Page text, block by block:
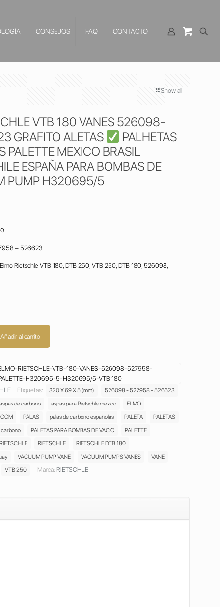
CONSEJOS FAQ CONTACTO
Show all
VTB 180 VANES 526098-
GRAFITO ALETAS
PALHETAS
PALETTE MEXICO BRASIL
ESPAÑA PARA BOMBAS DE
PUMP H320695/5
– 526623
Rietschle VTB 180, DTB 250, VTB 250, DTB 180, 526098,
Añadir al carrito
RIETSCHLE-VTB-180-VANES-526098-527958-
H320695-5-H320695/5-VTB 180
Etiquetas: 320 X 69 X 5 (mm)
526098 - 527958 - 526623
aspas de carbono aspas para Rietschle mexico
ELMO
PALAS palas de carbono españolas PALETA
PALETAS
carbono PALETAS PARA BOMBAS DE VACIO
PALETTE
RIETSCHLE RIETSCHLE
RIETSCHLE DTB 180
VACUUM PUMP VANE VACUUM PUMPS VANES
VANE
VTB 250 Marca: RIETSCHLE